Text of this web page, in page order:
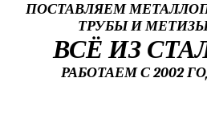
ПОСТАВЛЯЕМ
ТРУБЫ И
ВСЁ ИЗ
РАБОТАЕМ С 2002